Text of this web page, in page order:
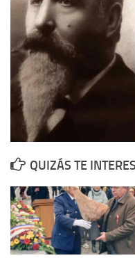
Investigación previa de
1947).
Informe Represión en
Informe de la fosa de
Enciclopedia Republicana
Militantes históricos IR
Izquierda Republicana.
Izquierda
Izquierda
Textos esenciales del
QUIZÁS TE